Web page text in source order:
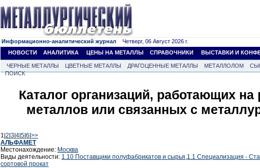
Информационно-аналитический журнал Четверг, 06 Август 2026 г.
НОВОСТИ
АНАЛИТИКА ЦЕНЫ НА МЕТАЛЛЫ СПРАВОЧНИКИ ВЫСТАВКИ И
ЧЕРНЫЕ МЕТАЛЛЫ ЦВЕТНЫЕ МЕТАЛЛЫ ДРАГОЦЕННЫЕ МЕТАЛЛЫ МЕТАЛЛОЛОМ
ПОИСК
Каталог организаций, работающих на
металлов или связанных с
1| 2 3 4 5 6 >>
АЛЬФАМЕТ
Местонахождение: Москва
Виды деятельности: 1.10 Поставщики полуфабрикатов и сырья,1.1 Специализация -
сортовой прокат